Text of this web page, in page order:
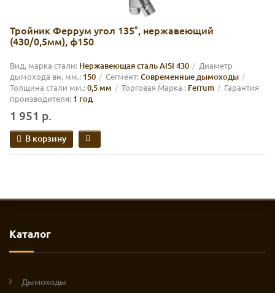
Тройник Феррум угол 135°, нержавеющий
(430/0,5мм), ф150
Вид, марка стали: Нержавеющая сталь AISI 430
Диаметр
дымохода вн. мм.: 150 Сегмент:Современные дымоходы
Толщина стали мм.:0,5 мм Торговая Марка : Ferrum
Гарантия
производителя: 1 год
1 951 р.
В корзину
Каталог
Дымоходы